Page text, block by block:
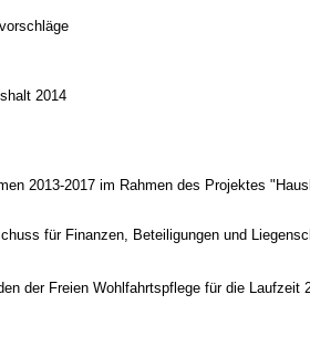
2014
2013-2017 im Rahmen des Projektes
für Finanzen, Beteiligungen und
der Freien Wohlfahrtspflege für die Laufzeit